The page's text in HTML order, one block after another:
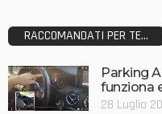
RACCOMANDATI PER TE...
Parking
funziona
28 Luglio